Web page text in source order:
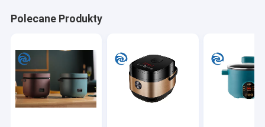
Polecane Produkty